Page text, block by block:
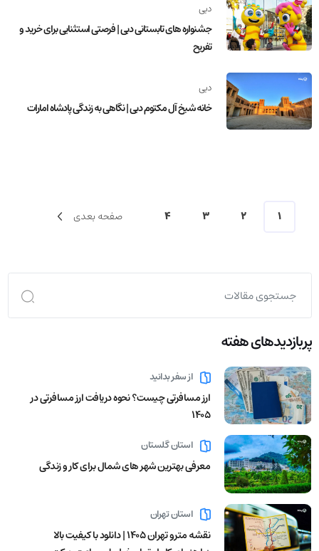
دبی
جشنواره های تابستانی دبی | فرصتی استثنایی برای خرید و
تفریح
دبی
خانه شیخ آل مکتوم دبی | نگاهی به زندگی پادشاه امارات
1
2
3
4 صفحه بعدی
پربازدید‌های هفته
از سفر بدانید
ارز مسافرتی چیست؟ نحوه دریافت ارز مسافرتی در
1405
استان گلستان
معرفی بهترین شهر های شمال برای کار و زندگی
استان تهران
نقشه مترو تهران ۱۴۰۵ | دانلود با کیفیت بالا